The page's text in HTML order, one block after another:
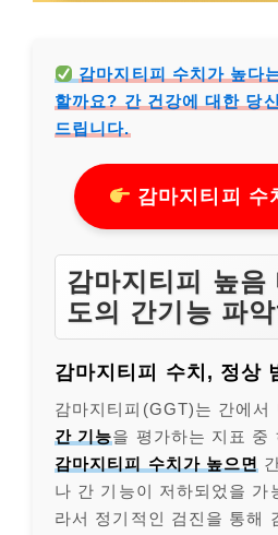
감마지티피 수치가 높다
할까요? 간 건강에 대한 당
드립니다.
감마지티피 수
감마지티피 높음
도의 간기능 파악
감마지티피 수치, 정상
감마지티피(GGT)는 간에서
간 기능을 평가하는 지표 중
감마지티피 수치가 높으면
나 간 기능이 저하되었을 가
라서 정기적인 검진을 통해